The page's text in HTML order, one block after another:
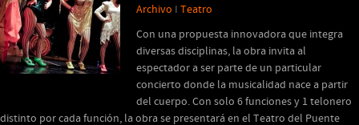
Archivo I Teatro
Con una propuesta innovadora que integra
diversas disciplinas, la obra invita al
espectador a ser parte de un particular
concierto donde la musicalidad nace a partir
del cuerpo. Con solo 6 funciones y 1 telonero
distinto por cada función, la obra se presentará en el Teatro del Puente